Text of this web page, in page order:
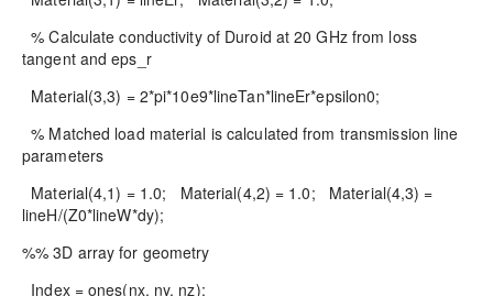
% Calculate conductivity of Duroid at 20 GHz from loss
tangent and eps_r
Material(3,3) = 2*pi*10e9*lineTan*lineEr*epsilon0;
% Matched load material is calculated from transmission line
parameters
Material(4,1) = 1.0; Material(4,2) = 1.0; Material(4,3) =
lineH/(Z0*lineW*dy);
%% 3D array for geometry
Index = ones(nx, ny, nz);